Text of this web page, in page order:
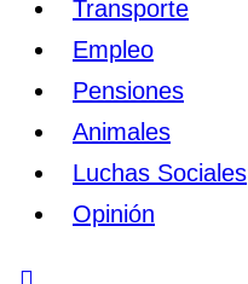
Transporte
Empleo
Pensiones
Animales
Luchas Sociales
Opinión